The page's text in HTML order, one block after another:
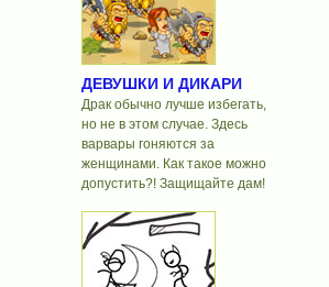
ДЕВУШКИ И ДИКАРИ
Драк обычно лучше избегать,
но не в этом случае. Здесь
варвары гоняются за
женщинами. Как такое можно
допустить?! Защищайте дам!